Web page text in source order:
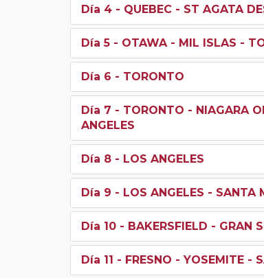
Día 4 - QUEBEC - ST AGATA
Día 5 - OTAWA - MIL ISLAS -
Día 6 - TORONTO
Día 7 - TORONTO - NIAGARA
ANGELES
Día 8 - LOS ANGELES
Día 9 - LOS ANGELES - SANTA
Día 10 - BAKERSFIELD - GRAN
Día 11 - FRESNO - YOSEMITE -